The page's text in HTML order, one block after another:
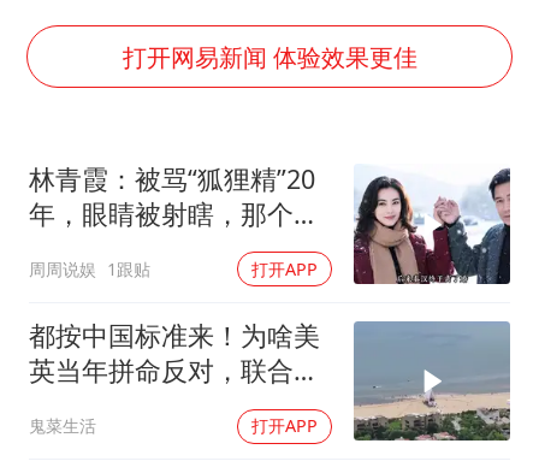
泰国初中生饮弹自尽前开了26枪
多个明星演唱会取消
女儿为争财产堵门阻挠父亲出殡
Kimi K3也失控了
习近平心系体育强国建设
打开网易新闻 体验效果更佳
林青霞：被骂“狐狸精”20
年，眼睛被射瞎，那个男
人只问了一句“谁来出机票
钱？”
周周说娱 1跟贴 打开APP
都按中国标准来！为啥美
英当年拼命反对，联合国
鬼菜生活 打开APP